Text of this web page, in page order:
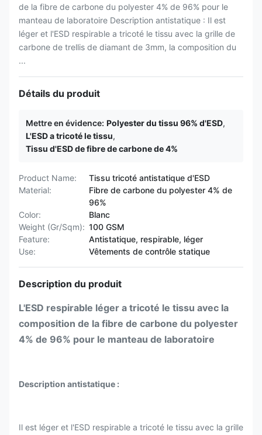
de la fibre de carbone du polyester 4% de 96% pour le
manteau de laboratoire Description antistatique : Il est
léger et l'ESD respirable a tricoté le tissu avec la grille de
carbone de trellis de diamant de 3mm, la composition du
...
Détails du produit
Mettre en évidence: Polyester du tissu 96% d'ESD,
L'ESD a tricoté le tissu,
Tissu d'ESD de fibre de carbone de 4%
Product Name:
Tissu tricoté antistatique d'ESD
Material:
Fibre de carbone du polyester 4% de
96%
Color:
Blanc
Weight (Gr/Sqm): 100 GSM
Feature:
Antistatique, respirable, léger
Use:
Vêtements de contrôle statique
Description du produit
L'ESD respirable léger a tricoté le tissu avec la
composition de la fibre de carbone du polyester
4% de 96% pour le manteau de laboratoire
Description antistatique :
Il est léger et l'ESD respirable a tricoté le tissu avec la grille